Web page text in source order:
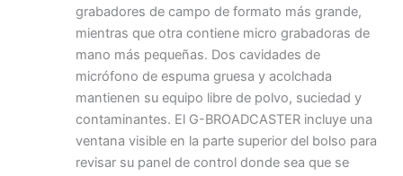
grabadores de campo de formato más grande,
mientras que otra contiene micro grabadoras de
mano más pequeñas. Dos cavidades de
micrófono de espuma gruesa y acolchada
mantienen su equipo libre de polvo, suciedad y
contaminantes. El G-BROADCASTER incluye una
ventana visible en la parte superior del bolso para
revisar su panel de control donde sea que se